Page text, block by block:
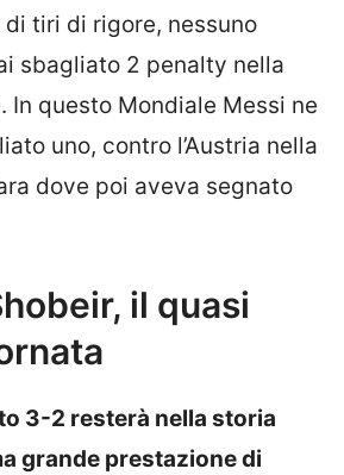
tiri di rigore, nessuno
sbagliato 2 penalty nella
In questo Mondiale Messi ne
uno, contro l’Austria nella
dove poi aveva segnato
il quasi
3-2 resterà nella storia
grande prestazione di